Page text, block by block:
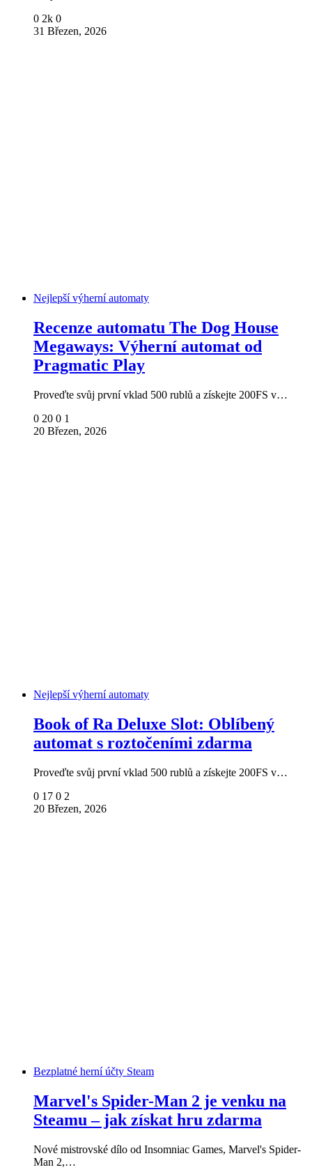
0 2k 0
31 Březen, 2026
Nejlepší výherní automaty
Recenze automatu The Dog House
Megaways: Výherní automat od
Pragmatic Play
Proveďte svůj první vklad 500 rublů a získejte 200FS v…
0 20 0 1
20 Březen, 2026
Nejlepší výherní automaty
Book of Ra Deluxe Slot: Oblíbený
automat s roztočeními zdarma
Proveďte svůj první vklad 500 rublů a získejte 200FS v…
0 17 0 2
20 Březen, 2026
Bezplatné herní účty Steam
Marvel's Spider-Man 2 je venku na
Steamu – jak získat hru zdarma
Nové mistrovské dílo od Insomniac Games, Marvel's Spider-
Man 2,…